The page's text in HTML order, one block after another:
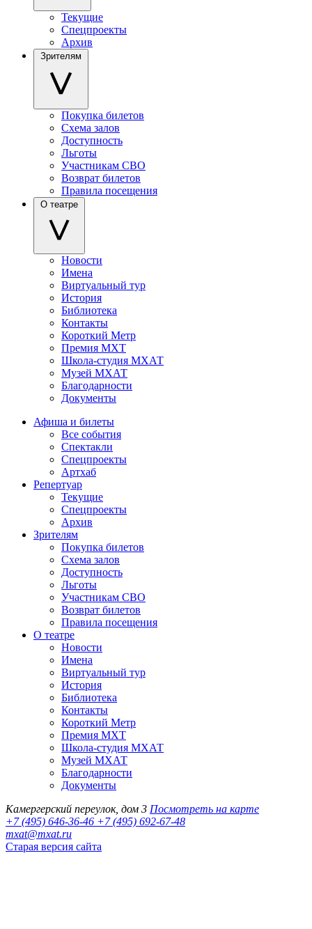
Текущие
Спецпроекты
Архив
Зрителям
Покупка билетов
Схема залов
Доступность
Льготы
Участникам СВО
Возврат билетов
Правила посещения
О театре
Новости
Имена
Виртуальный тур
История
Библиотека
Контакты
Короткий Метр
Премия МХТ
Школа-студия МХАТ
Музей МХАТ
Благодарности
Документы
Афиша и билеты
Все события
Спектакли
Спецпроекты
Артхаб
Репертуар
Текущие
Спецпроекты
Архив
Зрителям
Покупка билетов
Схема залов
Доступность
Льготы
Участникам СВО
Возврат билетов
Правила посещения
О театре
Новости
Имена
Виртуальный тур
История
Библиотека
Контакты
Короткий Метр
Премия МХТ
Школа-студия МХАТ
Музей МХАТ
Благодарности
Документы
Камергерский переулок, дом 3 Посмотреть на карте
+7 (495) 646-36-46 +7 (495) 692-67-48‬
mxat@mxat.ru
Старая версия сайта